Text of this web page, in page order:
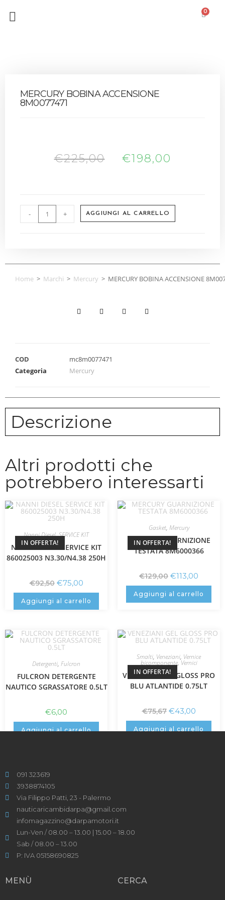
0
MERCURY BOBINA ACCENSIONE
8M0077471
€225,00 €198,00
- + AGGIUNGI AL CARRELLO
Home > Marchi > Mercury > MERCURY BOBINA ACCENSIONE
COD
mc8m0077471
Categoria
Mercury
Descrizione
Altri prodotti che
potrebbero interessarti
IN OFFERTA!
Nanni Diesel,SERVICE KIT
NANNI DIESEL SERVICE KIT
860025003 N3.30/N4.38 250H
€92,50 €75,00
Aggiungi al carrello
IN OFFERTA!
Gasket, Mercury
MERCURY GUARNIZIONE
TESTATA 8M6000366
€129,00 €113,00
Aggiungi al carrello
Detergenti, Fulcron
FULCRON DETERGENTE
NAUTICO SGRASSATORE 0.5LT
€6,00
Aggiungi al carrello
IN OFFERTA!
Smalti, Veneziani, Vernice
bicomponente,Vernici
VENEZIANI GEL GLOSS PRO
BLU ATLANTIDE 0.75LT
€75,67 €43,00
Aggiungi al carrello
091 323619
3938874105
Via Filippo Patti, 23 - Palermo
nauticaricambidarpa@gmail.com
infomagazzino@darpamotori.it
Lun-Ven / 08.00 – 13.00 | 15.00 – 18.00
Sab / 08.00 – 13.00
P: IVA 05158690825
MENÙ CERCA